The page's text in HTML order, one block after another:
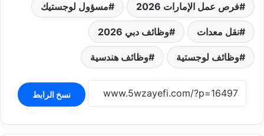
فرص عمل الإمارات 2026 مسؤول لوجستيك
نقل معدات وظائف دبي 2026
وظائف لوجستية وظائف هندسية
نسخ الرابط